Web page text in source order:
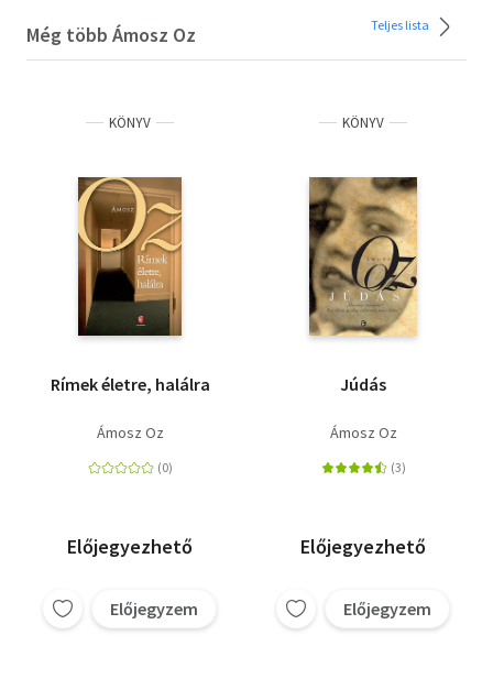
Még több Ámosz Oz Teljes lista
KÖNYV
Rímek életre, halálra
Ámosz Oz
Előjegyezhető
Előjegyzem
KÖNYV
Júdás
Ámosz Oz
Előjegyezhető
Előjegyzem